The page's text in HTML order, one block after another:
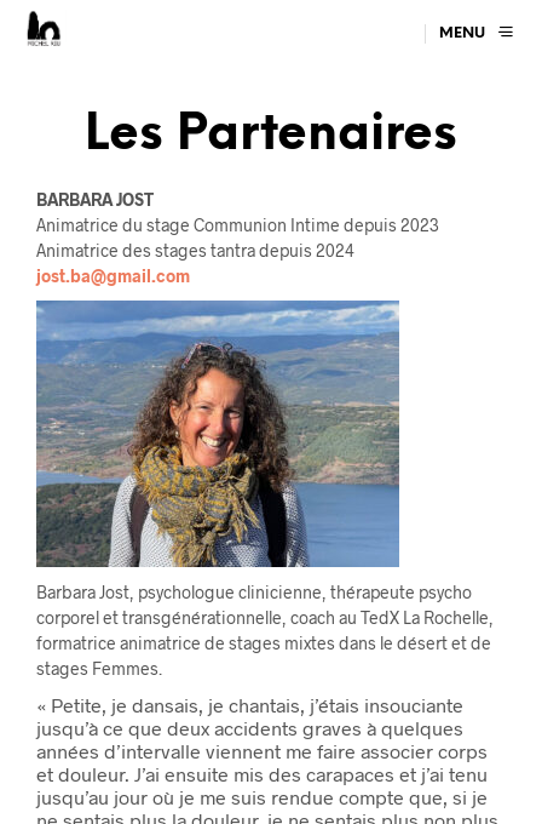
MENU
Les Partenaires
BARBARA JOST
Animatrice du stage Communion Intime depuis 2023
Animatrice des stages tantra depuis 2024
jost.ba@gmail.com
Barbara Jost, psychologue clinicienne, thérapeute psycho
corporel et transgénérationnelle, coach au TedX La Rochelle,
formatrice animatrice de stages mixtes dans le désert et de
stages Femmes.
« Petite, je dansais, je chantais, j’étais insouciante
jusqu’à ce que deux accidents graves à quelques
années d’intervalle viennent me faire associer corps
et douleur. J’ai ensuite mis des carapaces et j’ai tenu
jusqu’au jour où je me suis rendue compte que, si je
ne sentais plus la douleur, je ne sentais plus non plus